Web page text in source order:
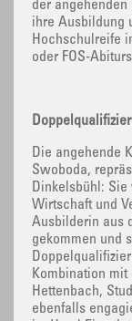
der
ihre Ausbildung
Hochschulreife
oder FOS-
Die angehende
Swoboda,
Dinkelsbühl:
Wirtschaft und
Ausbilderin aus
gekommen und
Kombination
Hettenbach,
ebenfalls